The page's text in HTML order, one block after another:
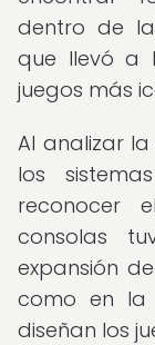
dentro de
que llevó a
juegos más
Al analizar
los
reconocer
consolas
expansión
como en la
diseñan los